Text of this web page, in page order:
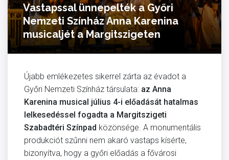
Vastapssal ünnepelték a Győri
Nemzeti Színház Anna Karenina
musicaljét a Margitszigeten
Újabb emlékezetes sikerrel zárta az évadot a
Győri Nemzeti Színház társulata: az Anna
Karenina musical július 4-i előadását hatalmas
lelkesedéssel fogadta a Margitszigeti
Szabadtéri Színpad közönsége. A monumentális
produkciót szűnni nem akaró vastaps kísérte,
bizonyítva, hogy a győri előadás a fővárosi